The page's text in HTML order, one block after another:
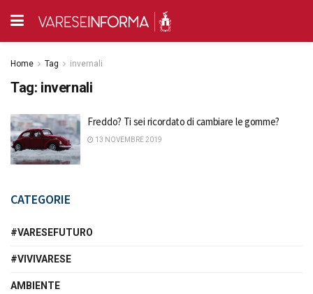
Home Tag invernali
Tag: invernali
Freddo? Ti sei ricordato di cambiare le gomme?
13 NOVEMBRE 2019
CATEGORIE
#VARESEFUTURO
#VIVIVARESE
AMBIENTE